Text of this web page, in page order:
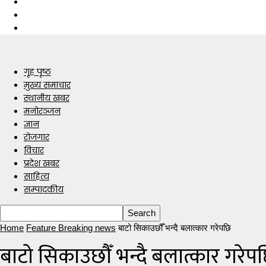
गृह पृष्ठ
मुख्य समाचार
स्थानीय खबर
मनोरञ्जन
ज्ञान
रोजगार
विचार
प्रदेश खबर
साहित्य
सम्पादकीय
Home Feature Breaking news बाटो सिकाउछौँ भन्दै बलात्कार गरेपछि
बाटो सिकाउछौँ भन्दै बलात्कार